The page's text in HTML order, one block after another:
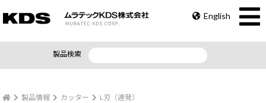
English
製品検索
製品情報 カッター L刃（連発）